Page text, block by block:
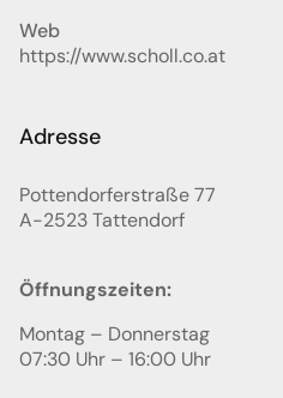
Web
https://www.scholl.co.at
Adresse
Pottendorferstraße 77
A-2523Tattendorf
Öffnungszeiten:
Montag – Donnerstag
07:30 Uhr – 16:00 Uhr